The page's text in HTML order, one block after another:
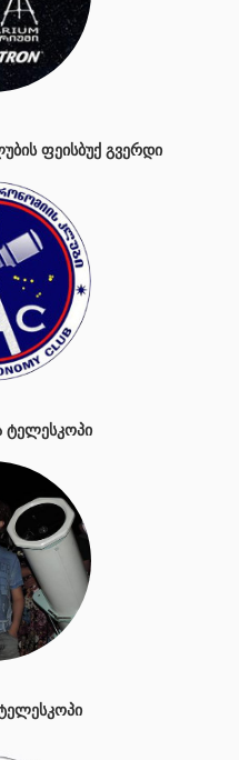
ᲤᲔᲘᲡᲑᲣᲥ ᲒᲕᲔᲠᲓᲘ
ᲢᲔᲚᲔᲡᲙᲝᲞᲘ